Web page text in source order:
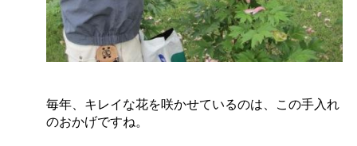
毎年、キレイな花を咲かせているのは、この手入れ
のおかげですね。